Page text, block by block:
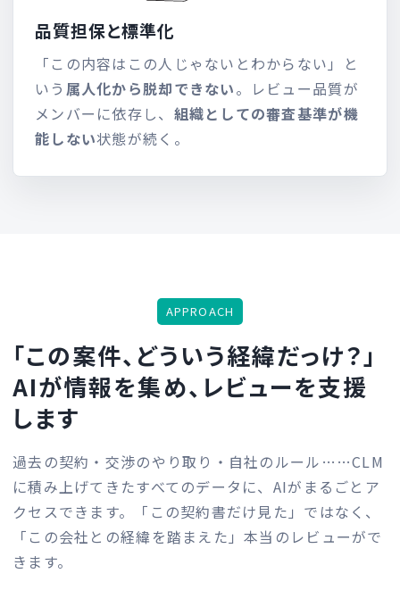
品質担保と標準化
「この内容はこの人じゃないとわからない」と
いう 属人化から脱却できない。レビュー品質が
メンバーに依存し、 組織としての審査基準が機
能しない状態が続く。
APPROACH
「この案件、どういう経緯だっけ？」
AIが情報を集め、レビューを支援
します
過去の契約・交渉のやり取り・自社のルール……CLM
に積み上げてきたすべてのデータに、AIがまるごとア
クセスできます。
「この契約書だけ見た」ではなく、
「この会社との経緯を踏まえた」本当のレビューがで
きます。